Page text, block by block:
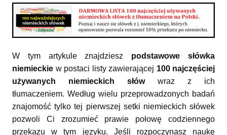
W tym artykule znajdziesz podstawowe słówka
niemieckie w postaci listy zawierającej 100 najczęściej
używanych niemieckich słówwraz z ich
tłumaczeniem. Według wielu przeprowadzonych badań
znajomość tylko tej pierwszej setki niemieckich słówek
pozwoli Ci zrozumieć prawie połowę codziennego
przekazu w tym języku. Jeśli rozpoczynasz naukę